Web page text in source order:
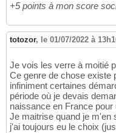
+5 points à mon score
totozor, le 01/07/2022 à
Je vois les verre à moitié
Ce genre de chose existe
infiniment certaines
période où je devais
naissance en France pour
Je maitrise quand je m'en
j'ai toujours eu le choix